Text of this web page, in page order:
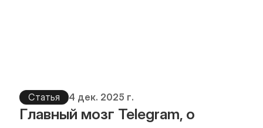
Статья 4 дек. 2025 г.
Главный мозг Telegram, о